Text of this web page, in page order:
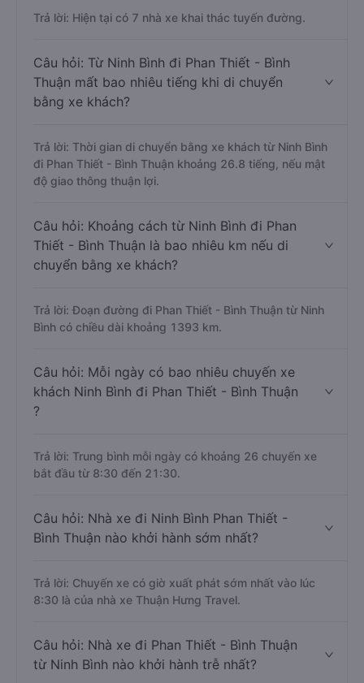
Trả lời: Hiện tại có 7 nhà xe khai thác tuyến đường.
Câu hỏi: Từ Ninh Bình đi Phan Thiết - Bình
Thuận mất bao nhiêu tiếng khi di chuyển
bằng xe khách?
Trả lời: Thời gian di chuyển bằng xe khách từ Ninh Bình
đi Phan Thiết - Bình Thuận khoảng 26.8 tiếng, nếu mật
độ giao thông thuận lợi.
Câu hỏi: Khoảng cách từ Ninh Bình đi Phan
Thiết - Bình Thuận là bao nhiêu km nếu di
chuyển bằng xe khách?
Trả lời: Đoạn đường đi Phan Thiết - Bình Thuận từ Ninh
Bình có chiều dài khoảng 1393 km.
Câu hỏi: Mỗi ngày có bao nhiêu chuyến xe
khách Ninh Bình đi Phan Thiết - Bình Thuận
?
Trả lời: Trung bình mỗi ngày có khoảng 26 chuyến xe
bắt đầu từ 8:30 đến 21:30.
Câu hỏi: Nhà xe đi Ninh Bình Phan Thiết -
Bình Thuận nào khởi hành sớm nhất?
Trả lời: Chuyến xe có giờ xuất phát sớm nhất vào lúc
8:30 là của nhà xe Thuận Hưng Travel.
Câu hỏi: Nhà xe đi Phan Thiết - Bình Thuận
từ Ninh Bình nào khởi hành trễ nhất?